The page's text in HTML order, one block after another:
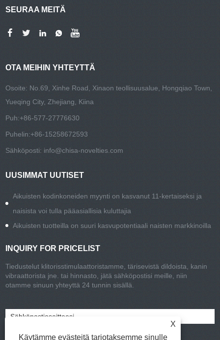
SEURAA MEITÄ
OTA MEIHIN YHTEYTTÄ
Osoite: No.69, Xinhe Road, Xinaon teollisuusalue, Hongqiao Town,
Yueqing City, Zhejiang, Kiina
Puh:+86-577-27776630
Puhelin:+86-15258672593
Sähköposti: info@chisa-novelties.com
UUSIMMAT UUTISET
Aikuisten kodinkoneiden myynti on kasvanut 11-kertaiseksi ja
naisista voi tulla pääasiallisia kuluttajia
Aikuisten tuotteilla on suuri kasvupotentiaali naisten markkinoilla
INQUIRY FOR PRICELIST
Tiedustelut klitorisstimulaattoristamme, tärisevistä dildoista, kanin
vibraattorista jne. tai hinnasto, jätä sähköpostisi meille, niin
otamme sinuun yhteyttä 24 tunnin sisällä.
X
Käytämme evästeitä tarjotaksemme sinulle